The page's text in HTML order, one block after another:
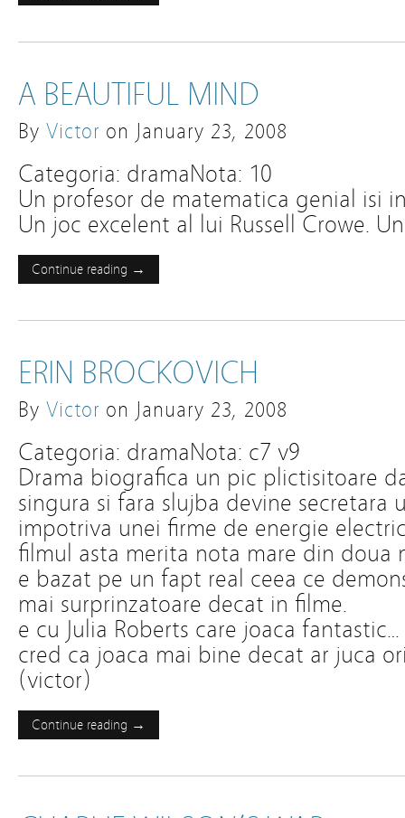
A BEAUTIFUL MIND
By Victor on January 23, 2008
Categoria: dramaNota: 10
Un profesor de matematica genial isi
Un joc excelent al lui Russell Crowe.
Continue reading →
ERIN BROCKOVICH
By Victor on January 23, 2008
Categoria: dramaNota: c7 v9
Drama biografica un pic plictisitoare
singura si fara slujba devine secretara
impotriva unei firme de energie
filmul asta merita nota mare din doua
e bazat pe un fapt real ceea ce
mai surprinzatoare decat in filme.
e cu Julia Roberts care joaca fantastic…
cred ca joaca mai bine decat ar juca
(victor)
Continue reading →